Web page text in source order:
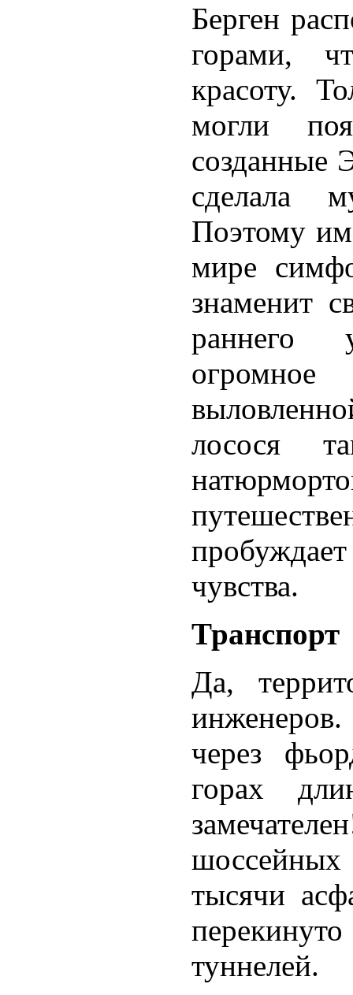
Берген
горами,
красоту.
могли
созданные
сделала
Поэтому
мире
знаменит
раннего
лосося
чувства.
Транспорт
Да,
через
горах
шоссейных
тысячи
туннелей.